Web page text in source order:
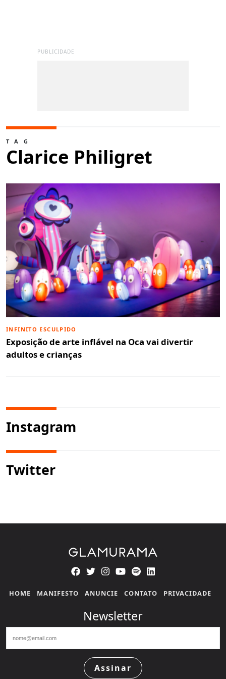
PUBLICIDADE
TAG
Clarice Philigret
INFINITO ESCULPIDO
Exposição de arte inflável na Oca vai divertir
adultos e crianças
Instagram
Twitter
HOME MANIFESTO ANUNCIE CONTATO PRIVACIDADE
Newsletter